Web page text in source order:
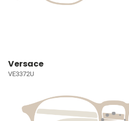
Versace
VE3372U